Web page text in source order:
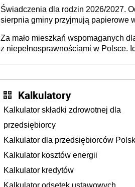
Świadczenia dla rodzin 2026/2027.
sierpnia gminy przyjmują papierowe
Za mało mieszkań wspomaganych
z niepełnosprawnościami w Polsce.
Kalkulatory
Kalkulator składki zdrowotnej dla
przedsiębiorcy
Kalkulator dla przedsiębiorców
Kalkulator kosztów energii
Kalkulator kredytów
Kalkulator odsetek ustawowych